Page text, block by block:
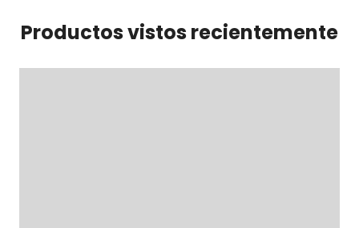
Productos vistos recientemente